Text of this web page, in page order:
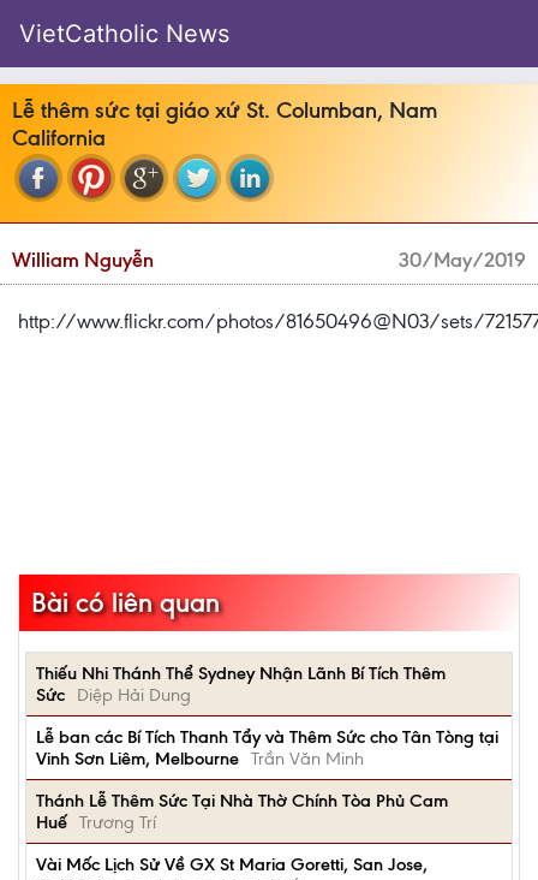
VietCatholic News
Lễ thêm sức tại giáo xứ St. Columban, Nam
California
William Nguyễn 30/May/2019
http://www.flickr.com/photos/81650496@N03/sets/
Bài có liên quan
Thiếu Nhi Thánh Thể Sydney Nhận Lãnh Bí Tích Thêm
Sức
Diệp Hải Dung
Lễ ban các Bí Tích Thanh Tẩy và Thêm Sức cho Tân Tòng tại
Vinh Sơn Liêm, Melbourne Trần Văn Minh
Thánh Lễ Thêm Sức Tại Nhà Thờ Chính Tòa Phủ Cam
Huế Trương Trí
Vài Mốc Lịch Sử Về GX St Maria Goretti, San Jose,